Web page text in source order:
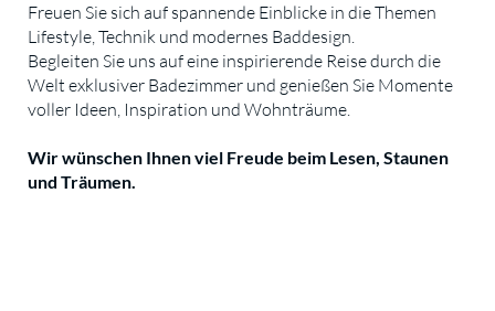
Freuen Sie sich auf spannende Einblicke in die Themen
Lifestyle, Technik und modernes Baddesign.
Begleiten Sie uns auf eine inspirierende Reise durch die
Welt exklusiver Badezimmer und genießen Sie Momente
voller Ideen, Inspiration und Wohnträume.
Wir wünschen Ihnen viel Freude beim Lesen, Staunen
und Träumen.